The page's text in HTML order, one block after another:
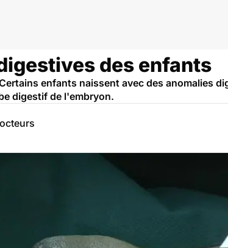
des enfants
enfants naissent avec des anomalies
digestif de l'embryon.